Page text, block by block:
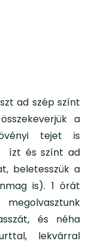
ad szép színt
a
tejet is
ízt és színt ad
beletesszük a
is). 1 órát
és néha
lekvárral